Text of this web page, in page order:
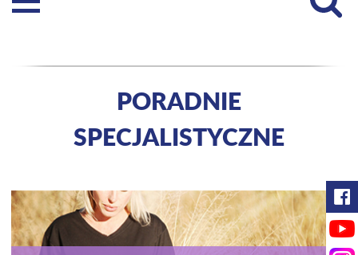
PORADNIE
SPECJALISTYCZNE